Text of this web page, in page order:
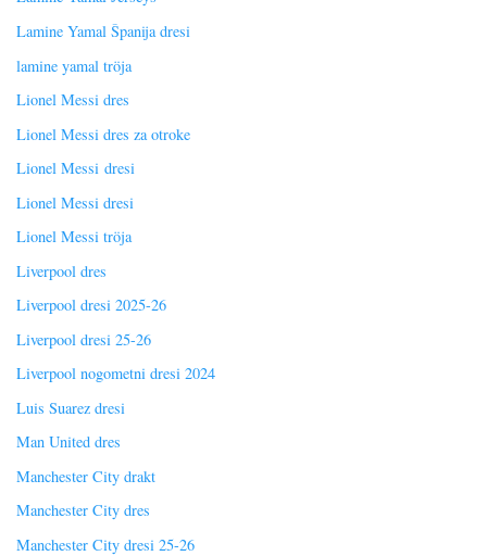
Lamine Yamal Španija dresi
lamine yamal tröja
Lionel Messi dres
Lionel Messi dres za otroke
Lionel Messi dresi
Lionel Messi dresi
Lionel Messi tröja
Liverpool dres
Liverpool dresi 2025-26
Liverpool dresi 25-26
Liverpool nogometni dresi 2024
Luis Suarez dresi
Man United dres
Manchester City drakt
Manchester City dres
Manchester City dresi 25-26